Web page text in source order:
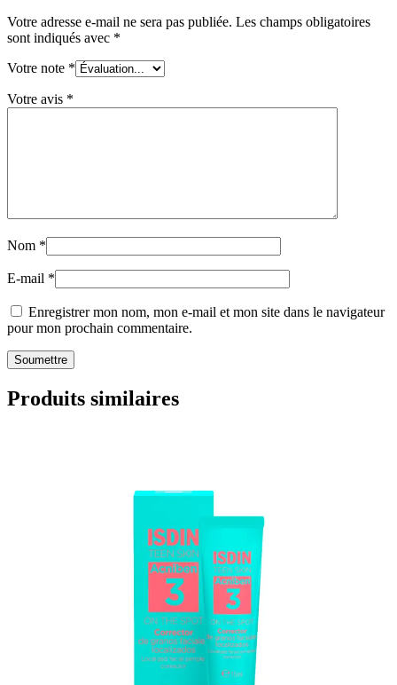
Votre adresse e-mail ne sera pas publiée. Les champs obligatoires
sont indiqués avec *
Votre note *
Votre avis *
Nom *
E-mail *
Enregistrer mon nom, mon e-mail et mon site dans le navigateur
pour mon prochain commentaire.
Produits similaires